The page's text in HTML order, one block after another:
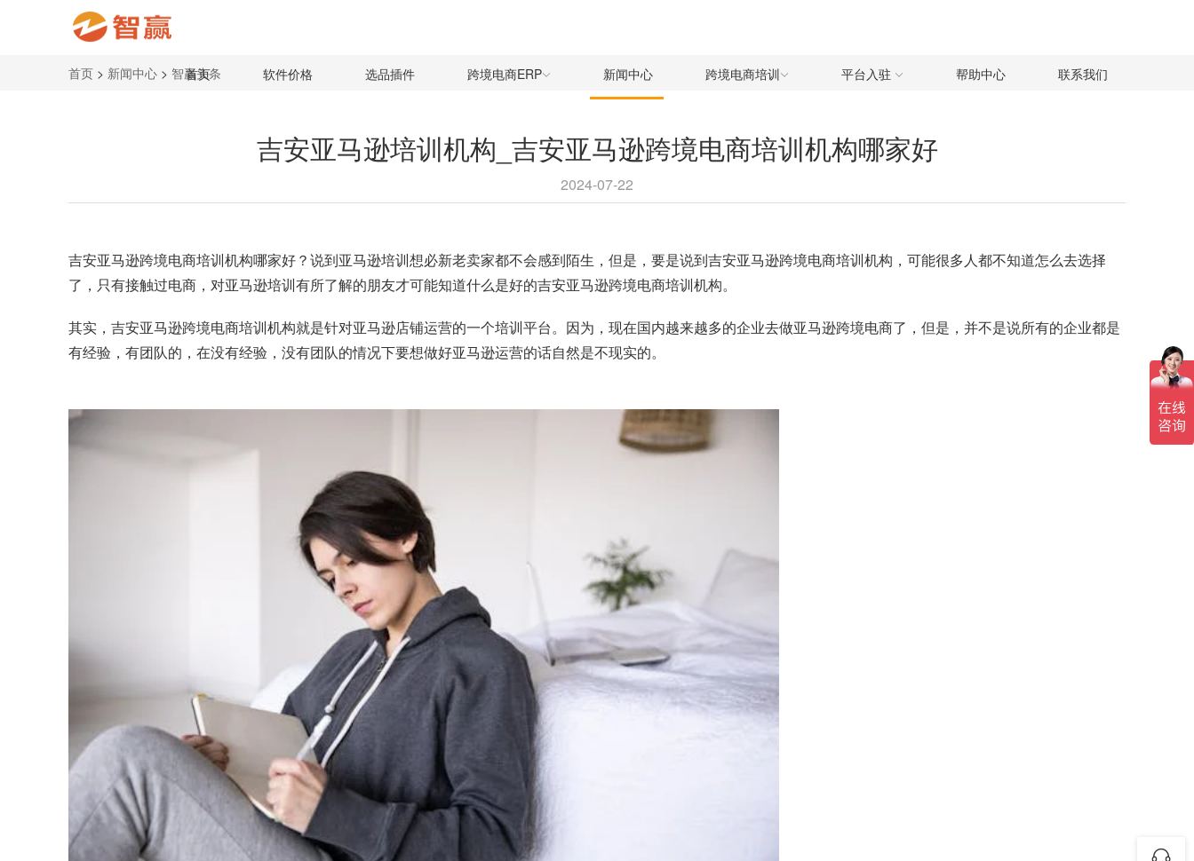
首页 软件价格 选品插件 跨境电商ERP 新闻中心 跨境电商培训 平台入驻 帮助中心 联系我们
首页 > 新闻中心 > 智赢头条
吉安亚马逊培训机构_吉安亚马逊跨境电商培训机构哪家好
2024-07-22
吉安亚马逊跨境电商培训机构哪家好？说到亚马逊培训想必新老卖家都不会感到陌生，但是，要是说到吉安亚马逊跨境电商培训机构，可能很多人都不知道怎么去选择
了，只有接触过电商，对亚马逊培训有所了解的朋友才可能知道什么是好的吉安亚马逊跨境电商培训机构。
其实，吉安亚马逊跨境电商培训机构就是针对亚马逊店铺运营的一个培训平台。因为，现在国内越来越多的企业去做亚马逊跨境电商了，但是，并不是说所有的企业都是
有经验，有团队的，在没有经验，没有团队的情况下要想做好亚马逊运营的话自然是不现实的。